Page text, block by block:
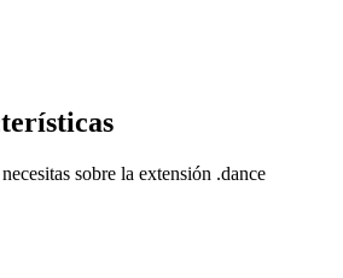
sobre la extensión .dance